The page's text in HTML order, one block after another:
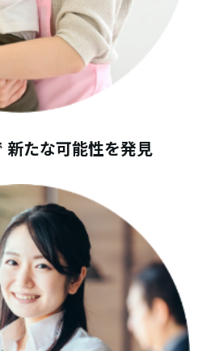
新たな可能性を発見